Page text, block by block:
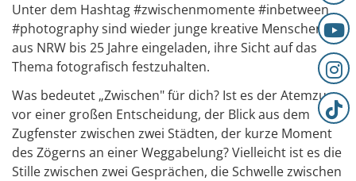
Unter dem Hashtag #zwischenmomente #inbetween
#photography sind wieder junge kreative Menschen
aus NRW bis 25 Jahre eingeladen, ihre Sicht auf das
Thema fotografisch festzuhalten.
Was bedeutet „Zwischen" für dich? Ist es der Atemzug
vor einer großen Entscheidung, der Blick aus dem
Zugfenster zwischen zwei Städten, der kurze Moment
des Zögerns an einer Weggabelung? Vielleicht ist es die
Stille zwischen zwei Gesprächen, die Schwelle zwischen